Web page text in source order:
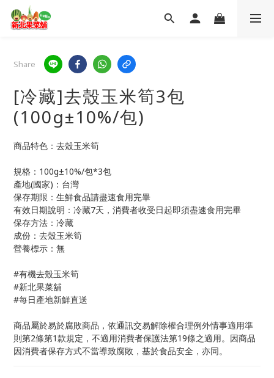
Share
[冷藏]去殼玉米筍3包
(100g±10%/包)
商品特色：去殼玉米筍
規格：100g±10%/包*3包
產地(國家)：台灣
保存期限：生鮮食品請盡速食用完畢
有效日期說明：冷藏7天，消費者收受日起即須盡速食用完畢
保存方法：冷藏
成份：去殼玉米筍
營養標示：無
#有機去殼玉米筍
#新北果菜舖
#每日產地新鮮直送
商品屬於易於腐敗商品，依通訊交易解除權合理例外情事適用準
則第2條第1款規定，不適用消費者保護法第19條之適用。因商品
因消費者保存方式不當導致腐敗，基於食品安全，亦同。